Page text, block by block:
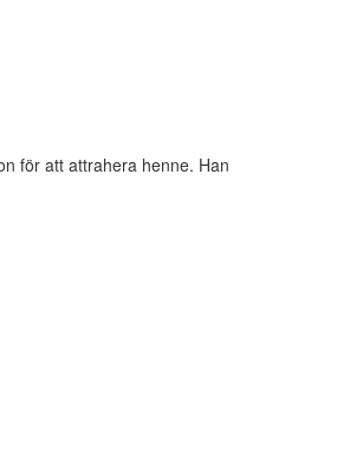
för att attrahera henne. Han